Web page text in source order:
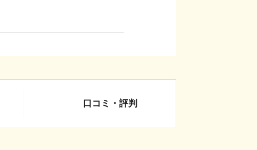
口コミ・評判